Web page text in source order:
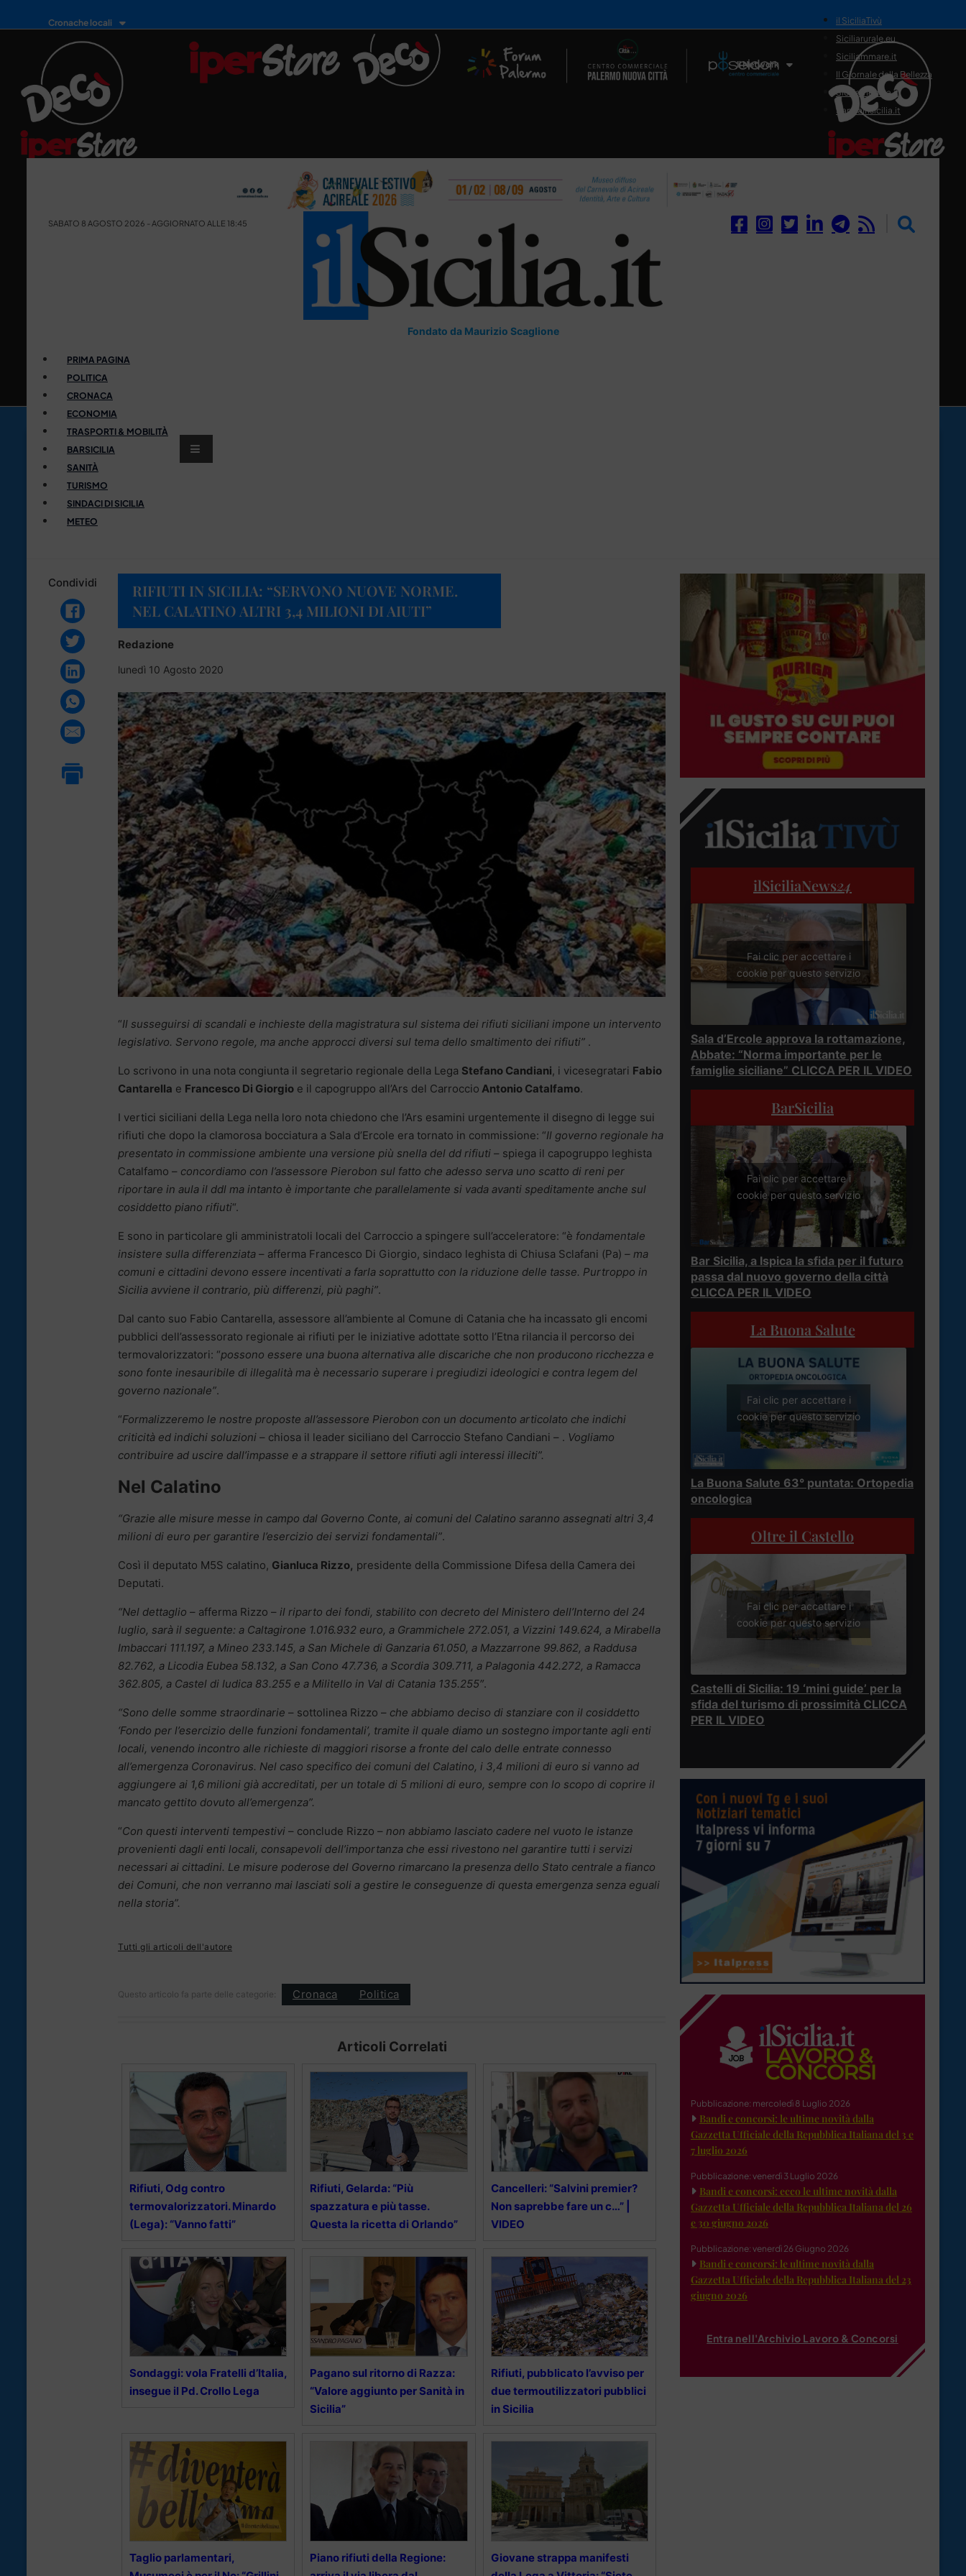
Cronache locali
Il Network
il SiciliaTivù
Siciliarurale.eu
Siciliammare.it
Il Giornale della Bellezza
Siciliamedica.it
Sanitainsicilia.it
SABATO 8 AGOSTO 2026 - AGGIORNATO ALLE 18:45
Fondato da Maurizio Scaglione
PRIMA PAGINA
POLITICA
CRONACA
ECONOMIA
TRASPORTI & MOBILITÀ
BARSICILIA
SANITÀ
TURISMO
SINDACI DI SICILIA
METEO
Condividi
RIFIUTI IN SICILIA: “SERVONO NUOVE NORME.
NEL CALATINO ALTRI 3,4 MILIONI DI AIUTI”
Redazione
lunedì 10 Agosto 2020
“Il susseguirsi di scandali e inchieste della magistratura sul sistema dei rifiuti siciliani impone un intervento
legislativo. Servono regole, ma anche approcci diversi sul tema dello smaltimento dei rifiuti” .
Lo scrivono in una nota congiunta il segretario regionale della Lega Stefano Candiani, i vicesegratari Fabio
Cantarella e Francesco Di Giorgio e il capogruppo all’Ars del Carroccio Antonio Catalfamo.
I vertici siciliani della Lega nella loro nota chiedono che l’Ars esamini urgentemente il disegno di legge sui
rifiuti che dopo la clamorosa bocciatura a Sala d’Ercole era tornato in commissione: “Il governo regionale ha
presentato in commissione ambiente una versione più snella del dd rifiuti – spiega il capogruppo leghista
Catalfamo – concordiamo con l’assessore Pierobon sul fatto che adesso serva uno scatto di reni per
riportare in aula il ddl ma intanto è importante che parallelamente si vada avanti speditamente anche sul
cosiddetto piano rifiuti“.
E sono in particolare gli amministratoli locali del Carroccio a spingere sull’acceleratore: “è fondamentale
insistere sulla differenziata – afferma Francesco Di Giorgio, sindaco leghista di Chiusa Sclafani (Pa) – ma
comuni e cittadini devono essere incentivati a farla soprattutto con la riduzione delle tasse. Purtroppo in
Sicilia avviene il contrario, più differenzi, più paghi”.
Dal canto suo Fabio Cantarella, assessore all’ambiente al Comune di Catania che ha incassato gli encomi
pubblici dell’assessorato regionale ai rifiuti per le iniziative adottate sotto l’Etna rilancia il percorso dei
termovalorizzatori: “possono essere una buona alternativa alle discariche che non producono ricchezza e
sono fonte inesauribile di illegalità ma è necessario superare i pregiudizi ideologici e contra legem del
governo nazionale”.
“Formalizzeremo le nostre proposte all’assessore Pierobon con un documento articolato che indichi
criticità ed indichi soluzioni – chiosa il leader siciliano del Carroccio Stefano Candiani – . Vogliamo
contribuire ad uscire dall’impasse e a strappare il settore rifiuti agli interessi illeciti”.
Nel Calatino
“Grazie alle misure messe in campo dal Governo Conte, ai comuni del Calatino saranno assegnati altri 3,4
milioni di euro per garantire l’esercizio dei servizi fondamentali”.
Così il deputato M5S calatino, Gianluca Rizzo, presidente della Commissione Difesa della Camera dei
Deputati.
“Nel dettaglio – afferma Rizzo – il riparto dei fondi, stabilito con decreto del Ministero dell’Interno del 24
luglio, sarà il seguente: a Caltagirone 1.016.932 euro, a Grammichele 272.051, a Vizzini 149.624, a Mirabella
Imbaccari 111.197, a Mineo 233.145, a San Michele di Ganzaria 61.050, a Mazzarrone 99.862, a Raddusa
82.762, a Licodia Eubea 58.132, a San Cono 47.736, a Scordia 309.711, a Palagonia 442.272, a Ramacca
362.805, a Castel di Iudica 83.255 e a Militello in Val di Catania 135.255″.
“Sono delle somme straordinarie – sottolinea Rizzo – che abbiamo deciso di stanziare con il cosiddetto
‘Fondo per l’esercizio delle funzioni fondamentali’, tramite il quale diamo un sostegno importante agli enti
locali, venendo incontro alle richieste di maggiori risorse a fronte del calo delle entrate connesso
all’emergenza Coronavirus. Nel caso specifico dei comuni del Calatino, i 3,4 milioni di euro si vanno ad
aggiungere ai 1,6 milioni già accreditati, per un totale di 5 milioni di euro, sempre con lo scopo di coprire il
mancato gettito dovuto all’emergenza”.
“Con questi interventi tempestivi – conclude Rizzo – non abbiamo lasciato cadere nel vuoto le istanze
provenienti dagli enti locali, consapevoli dell’importanza che essi rivestono nel garantire tutti i servizi
necessari ai cittadini. Le misure poderose del Governo rimarcano la presenza dello Stato centrale a fianco
dei Comuni, che non verranno mai lasciati soli a gestire le conseguenze di questa emergenza senza eguali
nella storia”.
Tutti gli articoli dell'autore
Questo articolo fa parte delle categorie: Cronaca Politica
Articoli Correlati
Rifiuti, Odg contro
termovalorizzatori. Minardo
(Lega): “Vanno fatti”
Rifiuti, Gelarda: “Più
spazzatura e più tasse.
Questa la ricetta di Orlando”
Cancelleri: “Salvini premier?
Non saprebbe fare un c…” |
VIDEO
Sondaggi: vola Fratelli d’Italia,
insegue il Pd. Crollo Lega
Pagano sul ritorno di Razza:
“Valore aggiunto per Sanità in
Sicilia”
Rifiuti, pubblicato l’avviso per
due termoutilizzatori pubblici
in Sicilia
Taglio parlamentari,
Piano rifiuti della Regione:
Giovane strappa manifesti
ilSiciliaNews24
Fai clic per accettare i
cookie per questo servizio
Sala d’Ercole approva la rottamazione,
Abbate: “Norma importante per le
famiglie siciliane” CLICCA PER IL VIDEO
BarSicilia
Fai clic per accettare i
cookie per questo servizio
Bar Sicilia, a Ispica la sfida per il futuro
passa dal nuovo governo della città
CLICCA PER IL VIDEO
La Buona Salute
Fai clic per accettare i
cookie per questo servizio
La Buona Salute 63° puntata: Ortopedia
oncologica
Oltre il Castello
Fai clic per accettare i
cookie per questo servizio
Castelli di Sicilia: 19 ‘mini guide’ per la
sfida del turismo di prossimità CLICCA
PER IL VIDEO
Pubblicazione: mercoledì 8 Luglio 2026
Bandi e concorsi: le ultime novità dalla
Gazzetta Ufficiale della Repubblica Italiana del 3 e
7 luglio 2026
Pubblicazione: venerdì 3 Luglio 2026
Bandi e concorsi: ecco le ultime novità dalla
Gazzetta Ufficiale della Repubblica Italiana del 26
e 30 giugno 2026
Pubblicazione: venerdì 26 Giugno 2026
Bandi e concorsi: le ultime novità dalla
Gazzetta Ufficiale della Repubblica Italiana del 23
giugno 2026
Entra nell'Archivio Lavoro & Concorsi